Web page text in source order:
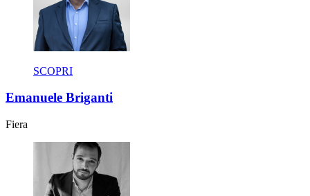
SCOPRI
Emanuele Briganti
Fiera